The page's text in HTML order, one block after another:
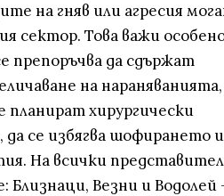
на гняв или агресия
сектор. Това важи
препоръчва да сдържат
на нараняванията,
планират хирургически
се избягва шофирането и
На всички
Близнаци, Везни и Водолей